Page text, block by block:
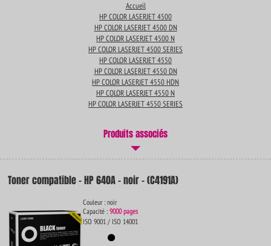
Accueil
HP COLOR LASERJET 4500
HP COLOR LASERJET 4500 DN
HP COLOR LASERJET 4500 N
HP COLOR LASERJET 4500 SERIES
HP COLOR LASERJET 4550
HP COLOR LASERJET 4550 DN
HP COLOR LASERJET 4550 HDN
HP COLOR LASERJET 4550 N
HP COLOR LASERJET 4550 SERIES
Produits associés
Toner compatible - HP 640A - noir - (C4191A)
Couleur : noir
Capacité :9000 pages
ISO 9001 / ISO 14001